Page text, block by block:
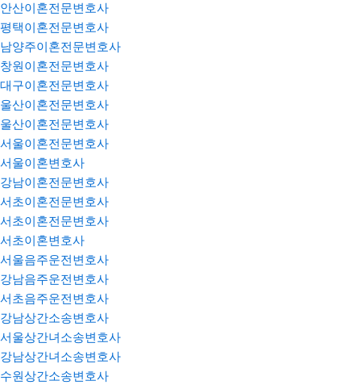
안산이혼전문변호사
평택이혼전문변호사
남양주이혼전문변호사
창원이혼전문변호사
대구이혼전문변호사
울산이혼전문변호사
울산이혼전문변호사
서울이혼전문변호사
서울이혼변호사
강남이혼전문변호사
서초이혼전문변호사
서초이혼전문변호사
서초이혼변호사
서울음주운전변호사
강남음주운전변호사
서초음주운전변호사
강남상간소송변호사
서울상간녀소송변호사
강남상간녀소송변호사
수원상간소송변호사